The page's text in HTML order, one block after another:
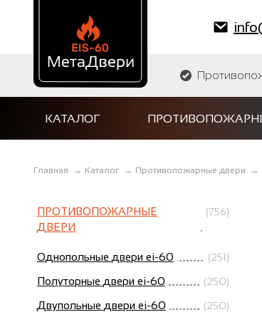
КАТАЛОГ
Главная → Каталог → Противопожарные двери →
ПРОТИВОПОЖАРНЫЕ
ДВЕРИ
(756)
Однопольные двери ei-60 (251)
Полуторные двери ei-60 (250)
Двупольные двери ei-60 (250)